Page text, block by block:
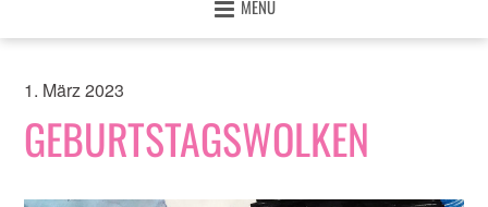
MENU
1. März 2023
GEBURTSTAGSWOLKEN